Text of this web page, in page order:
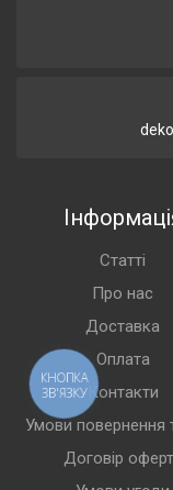
Статті
Про нас
Доставка
Оплата
Контакти
Умови повернення
Договір
КНОПКА
ЗВ'ЯЗКУ